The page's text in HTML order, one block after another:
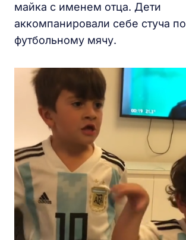
майка с именем отца. Дети
аккомпанировали себе стуча по
футбольному мячу.